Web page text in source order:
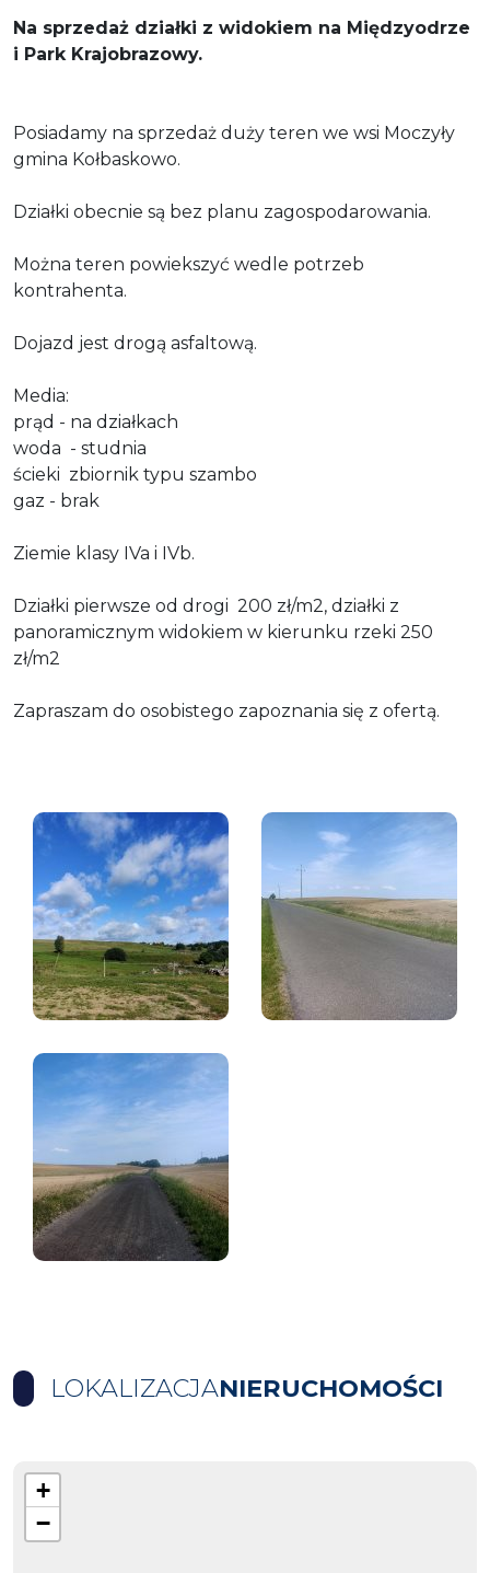
Na sprzedaż działki z widokiem na Międzyodrze
i Park Krajobrazowy.
Posiadamy na sprzedaż duży teren we wsi Moczyły
gmina Kołbaskowo.
Działki obecnie są bez planu zagospodarowania.
Można teren powiekszyć wedle potrzeb
kontrahenta.
Dojazd jest drogą asfaltową.
Media:
prąd - na działkach
woda - studnia
ścieki zbiornik typu szambo
gaz - brak
Ziemie klasy IVa i IVb.
Działki pierwsze od drogi 200 zł/m2, działki z
panoramicznym widokiem w kierunku rzeki 250
zł/m2
Zapraszam do osobistego zapoznania się z ofertą.
LOKALIZACJANIERUCHOMOŚCI
+
−